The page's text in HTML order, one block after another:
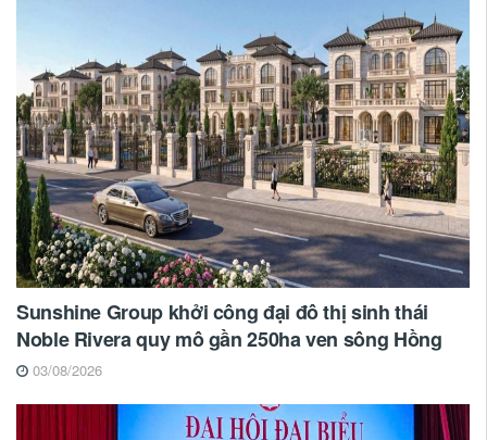
Sunshine Group khởi công đại đô thị sinh thái
Noble Rivera quy mô gần 250ha ven sông Hồng
03/08/2026